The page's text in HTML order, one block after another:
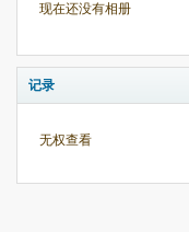
现在还没有相册
记录
无权查看